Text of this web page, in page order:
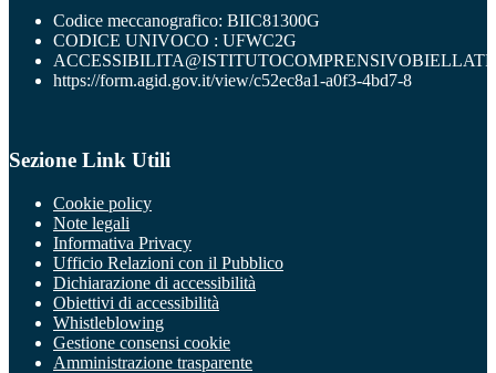
Codice meccanografico: BIIC81300G
CODICE UNIVOCO : UFWC2G
https://form.agid.gov.it/view/c52ec8a1-a0f3-4bd7-8
Sezione Link Utili
Cookie policy
Note legali
Informativa Privacy
Ufficio Relazioni con il Pubblico
Dichiarazione di accessibilità
Obiettivi di accessibilità
Whistleblowing
Gestione consensi cookie
Amministrazione trasparente